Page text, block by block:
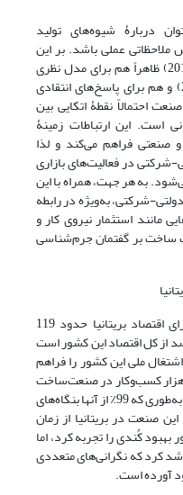
دربارۀ شیوه‌های تولید
عملی باشد. بر این
بردشاو (2014) ظاهراً هم برای مدل نظری
ادغام‌شدۀ میکالوفسکی و کرامر (2006) و هم برای پاسخ‌‌‌های انتقادی
احتمالاً نقطۀ اتکایی بین
است. این ارتباطات زمینۀ
صنعتی فراهم می‌‌‌کند و لذا
شرکتی در فعالیت‌‌‌های بازاری
به هر جهت، همراه با این
شرکتی، به‌ویژه در رابطه
مانند استثمار نیروی کار و
ساخت بر گفتمان جرم‌شناسی
در سال 2019، ارزش صنعت‌ساخت‌ برای اقتصاد بریتانیا حدود 119
بوده که تقریباً معادل6 درصد از کل اقتصاد این کشور است
تقریباً 7 درصد از اشتغال ملی این کشور را فراهم
است. از سال 2019، بیش از 290 هزار کسب‌و‌کار در صنعت‌ساخت‌
بریتانیا ثبت‌ شده است (Rhodes, 2019)، به‌طوری که 99٪ از آنها بنگاه‌‌‌های
صنعت در بریتانیا از زمان
سال 2008 آن کشور بهبود کُندی را تجربه کرد، اما
رشد کرد که نگرانی‌های متعددی
آورده است.